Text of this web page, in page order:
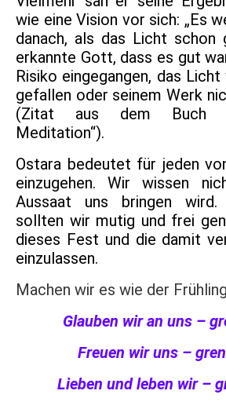
wie eine Vision vor sich: „Es
danach, als das Licht schon
erkannte Gott, dass es gut
Risiko eingegangen, das
gefallen oder seinem Werk
(Zitat aus dem Buch
Meditation“).
Ostara bedeutet für jeden
einzugehen. Wir wissen
Aussaat uns bringen wird.
sollten wir mutig und frei
dieses Fest und die damit
einzulassen.
Machen wir es wie der
Glauben wir an uns –
Freuen wir uns –
Lieben und leben wir –